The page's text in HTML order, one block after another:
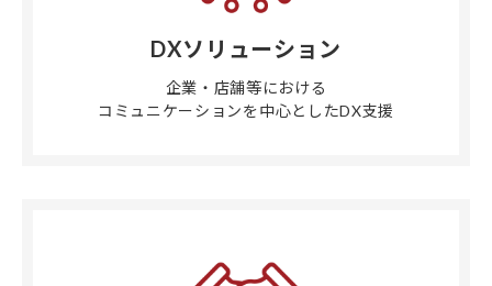
DXソリューション
企業・店舗等における
コミュニケーションを中心としたDX支援